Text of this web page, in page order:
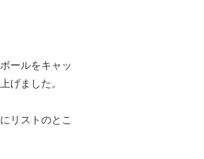
ールをキャッ
げました。
リストのとこ